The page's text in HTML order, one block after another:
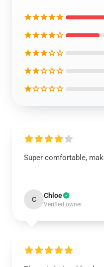
★★★★★
★★★★☆
★★★☆☆
★★☆☆☆
★☆☆☆☆
Super comfortable,
C Chloe
Verified owner